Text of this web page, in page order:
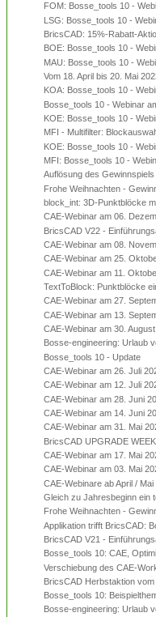
FOM: Bosse_tools 10 -
LSG: Bosse_tools 10 -
BricsCAD: 15%-Rabatt-
BOE: Bosse_tools 10 -
MAU: Bosse_tools 10 -
Vom 18. April bis 20. Mai
KOA: Bosse_tools 10 -
Bosse_tools 10 - Webinar
KOE: Bosse_tools 10 -
MFI - Multifilter:
KOE: Bosse_tools 10 -
MFI: Bosse_tools 10 -
Auflösung des Gewinnspiels
Frohe Weihnachten -
block_int: 3D-Punktblöcke
CAE-Webinar am 06.
BricsCAD V22 -
CAE-Webinar am 08.
CAE-Webinar am 25.
CAE-Webinar am 11.
TextToBlock: Punktblöcke
CAE-Webinar am 27.
CAE-Webinar am 13.
CAE-Webinar am 30.
Bosse-engineering: Urlaub
Bosse_tools 10 - Update
CAE-Webinar am 26. Juli
CAE-Webinar am 12. Juli
CAE-Webinar am 28. Juni
CAE-Webinar am 14. Juni
CAE-Webinar am 31. Mai
BricsCAD UPGRADE
CAE-Webinar am 17. Mai
CAE-Webinar am 03. Mai
CAE-Webinare ab April / Mai
Gleich zu Jahresbeginn ein
Frohe Weihnachten -
Applikation trifft BricsCAD:
BricsCAD V21 -
Bosse_tools 10: CAE,
Verschiebung des CAE-
BricsCAD Herbstaktion
Bosse_tools 10:
Bosse-engineering: Urlaub